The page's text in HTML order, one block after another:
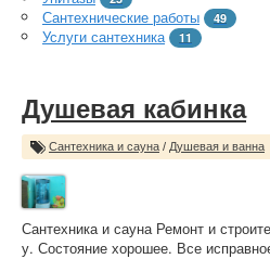
Сантехнические работы 49
Услуги сантехника 11
Душевая кабинка
Сантехника и сауна / Душевая и ванна
Сантехника и сауна Ремонт и
у. Состояние хорошее. Все